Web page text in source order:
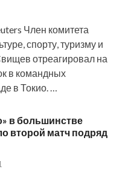
Член комитета
спорту, туризму и
отреагировал на
в командных
в Токио. …
в большинстве
второй матч подряд